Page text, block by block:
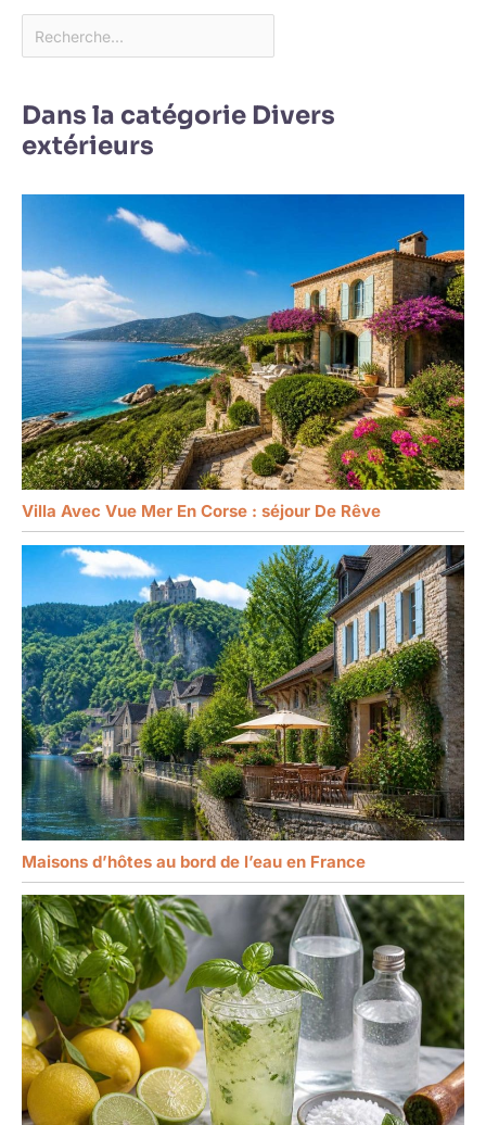
Dans la catégorie Divers
extérieurs
Villa Avec Vue Mer En Corse : séjour De Rêve
Maisons d’hôtes au bord de l’eau en France